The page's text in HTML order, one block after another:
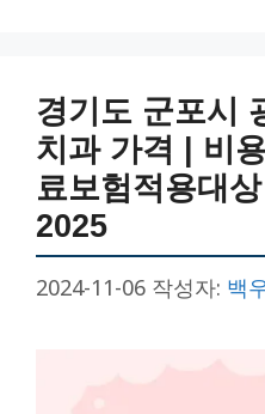
경기도 군포시
치과 가격 | 비
료보험적용대상
2025
2024-11-06 작성자: 백